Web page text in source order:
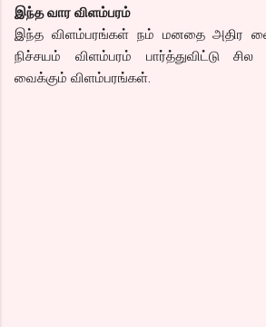
இந்த வார விளம்பரம்
இந்த விளம்பரங்கள் நம் மனதை அதிர
நிச்சயம் விளம்பரம் பார்த்துவிட்டு சில
வைக்கும் விளம்பரங்கள்.